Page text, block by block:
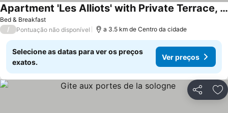
Bed & Breakfast
Apartment 'Les Alliots' with Private Terrace, Private Garden and Wi-Fi
/ Pontuação não disponível a 3.5 km de Centro da cidade
Selecione as datas para ver os preços
exatos.
Ver preços
Partilhar